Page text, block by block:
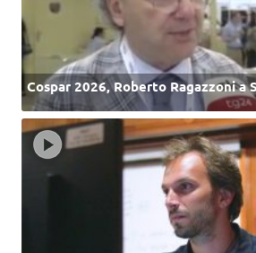
Cospar 2026, Roberto Ragazzoni a